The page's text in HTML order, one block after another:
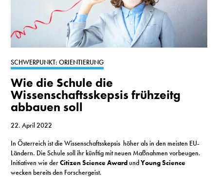
SCHWERPUNKT: ORIENTIERUNG
Wie die Schule die
Wissenschaftsskepsis frühzeitg
abbauen soll
22. April 2022
In Österreich ist die Wissenschaftsskepsis höher als in den meisten EU-
Ländern. Die Schule soll ihr künftig mit neuen Maßnahmen vorbeugen.
Initiativen wie derCitizen Science AwardundYoung Science
wecken bereits den Forschergeist.